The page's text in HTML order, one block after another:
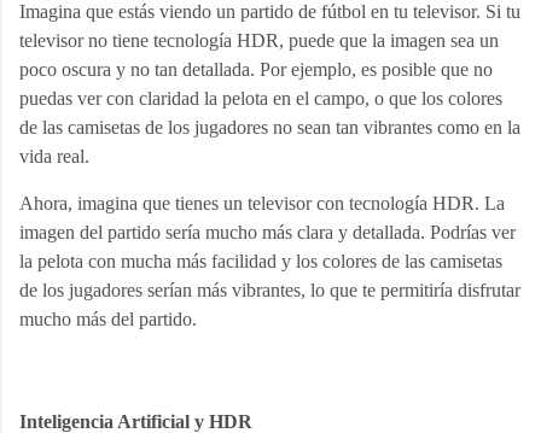
Imagina que estás viendo un partido de fútbol en tu televisor. Si tu
televisor no tiene tecnología HDR, puede que la imagen sea un
poco oscura y no tan detallada. Por ejemplo, es posible que no
puedas ver con claridad la pelota en el campo, o que los colores
de las camisetas de los jugadores no sean tan vibrantes como en la
vida real.
Ahora, imagina que tienes un televisor con tecnología HDR. La
imagen del partido sería mucho más clara y detallada. Podrías ver
la pelota con mucha más facilidad y los colores de las camisetas
de los jugadores serían más vibrantes, lo que te permitiría disfrutar
mucho más del partido.
Inteligencia Artificial y HDR